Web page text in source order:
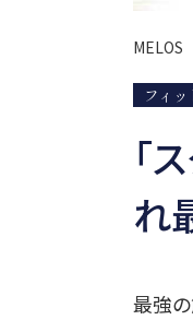
MELOS
フィッ
「
れ
最強の